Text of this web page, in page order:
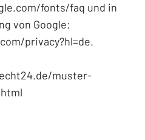
fonts/faq und in
von Google:
privacy?hl=de.
muster-